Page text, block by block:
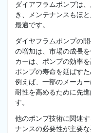
ダイアフラムポンプは
き、メンテナンスもほ
最適です。
ダイヤフラムポンプの
の増加は、市場の成長
カーは、ポンプの効率
ポンプの寿命を延ばす
例えば、一部のメーカ
耐性を高めるために先
す。
他のポンプ技術に関連
ナンスの必要性が主要